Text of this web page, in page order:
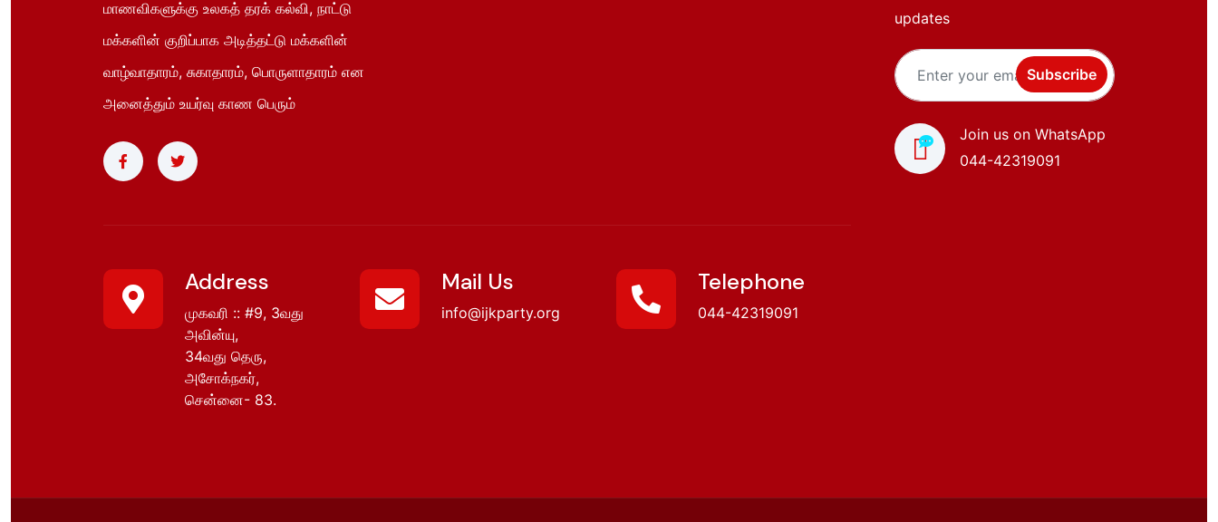
மாணவிகளுக்கு உலகத் தரக் கல்வி, நாட்டு
மக்களின் குறிப்பாக அடித்தட்டு மக்களின்
வாழ்வாதாரம், சுகாதாரம், பொருளாதாரம் என
அனைத்தும் உயர்வு காண பெரும்
Address
முகவரி :: #9, 3வது
அவின்யு,
34வது தெரு,
அசோக்நகர்,
சென்னை- 83.
Mail Us
info@ijkparty.org
Telephone
044-42319091
updates
Subscribe
Join us on WhatsApp
044-42319091